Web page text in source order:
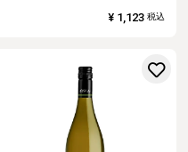
¥ 1,123 税込
お気に入りに登録する